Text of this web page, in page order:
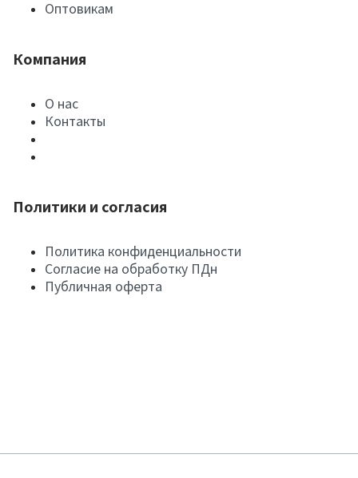
Оптовикам
Компания
О нас
Контакты
Политики и согласия
Политика конфиденциальности
Согласие на обработку ПДн
Публичная оферта